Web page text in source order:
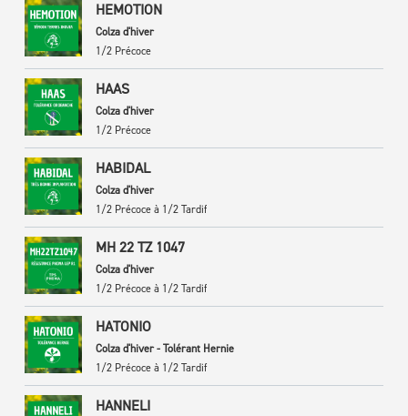
HEMOTION
Colza d'hiver
1/2 Précoce
HAAS
Colza d'hiver
1/2 Précoce
HABIDAL
Colza d'hiver
1/2 Précoce à 1/2 Tardif
MH 22 TZ 1047
Colza d'hiver
1/2 Précoce à 1/2 Tardif
HATONIO
Colza d'hiver - Tolérant Hernie
1/2 Précoce à 1/2 Tardif
HANNELI